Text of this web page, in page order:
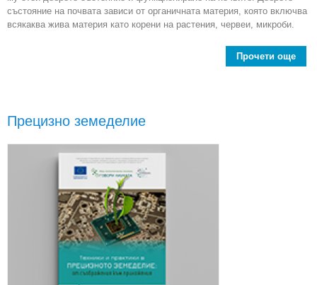
състояние на почвата зависи от органичната материя, която включва
всякаква жива материя като корени на растения, червеи, микроби.
Прочети още
Прецизно земеделие